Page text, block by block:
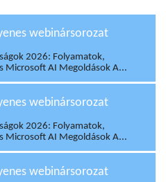
webinársorozat
2026: Folyamatok,
Microsoft AI Megoldások A...
webinársorozat
2026: Folyamatok,
Microsoft AI Megoldások A...
webinársorozat